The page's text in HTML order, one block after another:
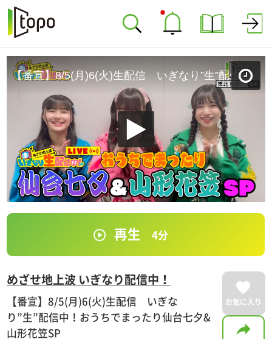
【番宣】8/5(月)6(火)生配信 いぎなり”生”配信中！おうちでまったり仙台七夕&山形花笠SP
再生 4分
めざせ地上波 いぎなり配信中！
【番宣】8/5(月)6(火)生配信 いぎな
り”生”配信中！おうちでまったり仙台七夕&
山形花笠SP
お気に入り